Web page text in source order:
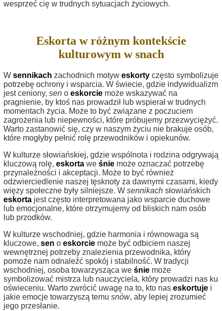
wesprzeć cię w trudnych sytuacjach życiowych.
Eskorta w różnym kontekście
kulturowym w snach
W sennikach zachodnich motyw eskorty często symbolizuje
potrzebę ochrony i wsparcia. W świecie, gdzie indywidualizm
jest ceniony, sen o eskorcie może wskazywać na
pragnienie, by ktoś nas prowadził lub wspierał w trudnych
momentach życia. Może to być związane z poczuciem
zagrożenia lub niepewności, które próbujemy przezwyciężyć.
Warto zastanowić się, czy w naszym życiu nie brakuje osób,
które mogłyby pełnić rolę przewodników i opiekunów.
W kulturze słowiańskiej, gdzie wspólnota i rodzina odgrywają
kluczową rolę, eskorta we śnie może oznaczać potrzebę
przynależności i akceptacji. Może to być również
odzwierciedlenie naszej tęsknoty za dawnymi czasami, kiedy
więzy społeczne były silniejsze. W sennikach słowiańskich
eskorta jest często interpretowana jako wsparcie duchowe
lub emocjonalne, które otrzymujemy od bliskich nam osób
lub przodków.
W kulturze wschodniej, gdzie harmonia i równowaga są
kluczowe, sen o eskorcie może być odbiciem naszej
wewnętrznej potrzeby znalezienia przewodnika, który
pomoże nam odnaleźć spokój i stabilność. W tradycji
wschodniej, osoba towarzysząca we śnie może
symbolizować mistrza lub nauczyciela, który prowadzi nas ku
oświeceniu. Warto zwrócić uwagę na to, kto nas eskortuje i
jakie emocje towarzyszą temu snów, aby lepiej zrozumieć
jego przesłanie.